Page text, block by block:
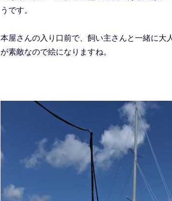
うです。
本屋さんの入り口前で、飼い主さんと一緒に大
が素敵なので絵になりますね。